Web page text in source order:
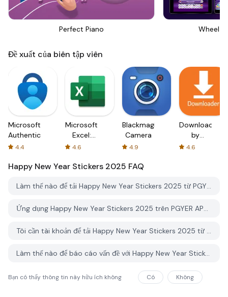
Perfect Piano Wheel
Đề xuất của biên tập viên
Microsoft
Authenticator
4.4
Microsoft
Excel:
Spreadsheets
4.6
Blackmagic
Camera
4.9
Downloader
by
AFTVnews
4.6
Happy New Year Stickers 2025 FAQ
Làm thế nào để tải Happy New Year Stickers 2025 từ PGYER APK HUB?
Ứng dụng Happy New Year Stickers 2025 trên PGYER APK HUB có miễn phí không?
Tôi cần tài khoản để tải Happy New Year Stickers 2025 từ PGYER APK HUB không?
Làm thế nào để báo cáo vấn đề với Happy New Year Stickers 2025 trên PGYER APK HUB?
Bạn có thấy thông tin này hữu ích không Có Không